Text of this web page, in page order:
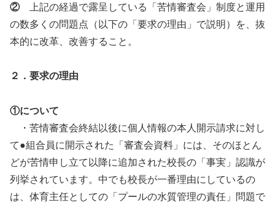
②上記の経過で露呈している「苦情審査会」制度と運用
の数多くの問題点（以下の「要求の理由」で説明）を、抜
本的に改革、改善すること。
２．要求の理由
①について
・苦情審査会終結以後に個人情報の本人開示請求に対し
て●組合員に開示された「審査会資料」には、そのほとん
どが苦情申し立て以降に追加された校長の「事実」認識が
列挙されています。中でも校長が一番理由にしているの
は、体育主任としての「プールの水質管理の責任」問題で